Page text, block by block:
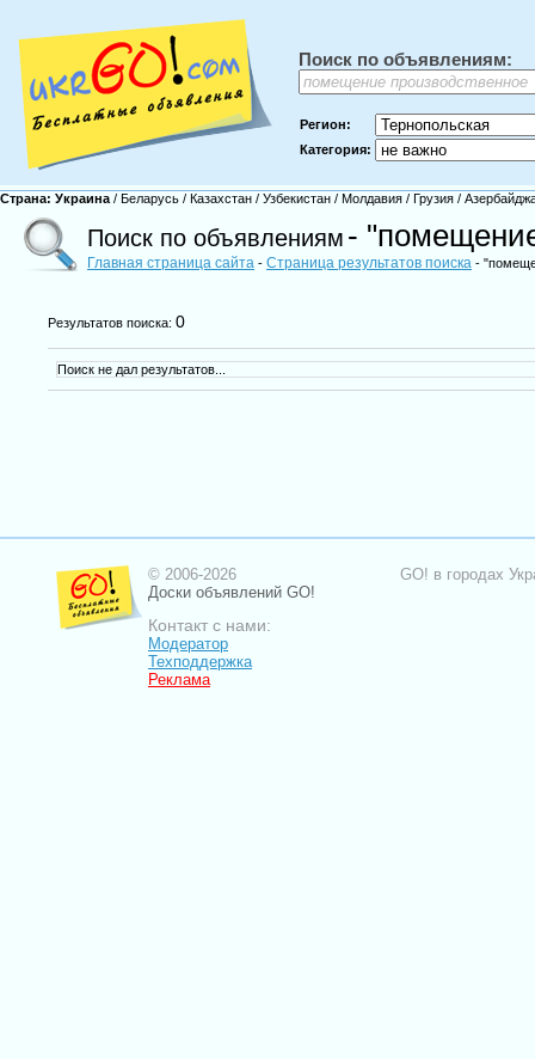
Поиск по объявлениям:
Регион:
Категория:
Страна: Украина / Беларусь / Казахстан / Узбекистан / Молдавия / Грузия /
Поиск по объявлениям -
Главная страница сайта - Страница результатов поиска -
Результатов поиска: 0
Поиск не дал результатов...
© 2006-2026
Доски объявлений GO!
Контакт с нами:
Модератор
Техподдержка
Реклама
GO! в городах